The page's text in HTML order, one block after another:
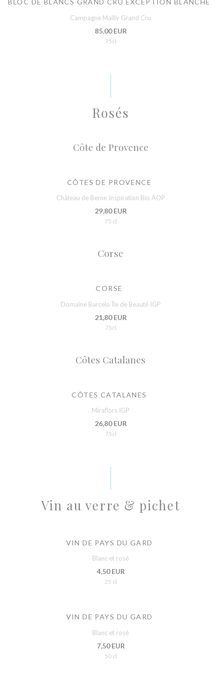
BLOC DE BLANCS GRAND CRU EXCEPTION BLANCHE
Campagne Mailly Grand Cru
85,00 EUR
75cl
Rosés
Côte de Provence
CÔTES DE PROVENCE
Château de Berne Inspiration Bio AOP
29,80 EUR
75 cl
Corse
CORSE
Domaine Barcelo Île de Beauté IGP
21,80 EUR
75cl
Côtes Catalanes
CÔTES CATALANES
Miraflors IGP
26,80 EUR
75cl
Vin au verre & pichet
VIN DE PAYS DU GARD
Blanc et rosé
4,50 EUR
25 cl
VIN DE PAYS DU GARD
Blanc et rosé
7,50 EUR
50 cl